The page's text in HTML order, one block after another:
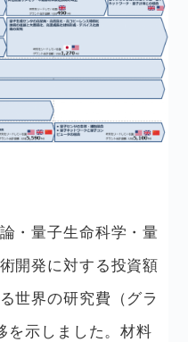
・量子生命科学・量
開発に対する投資額
世界の研究費（グラ
を示しました。材料